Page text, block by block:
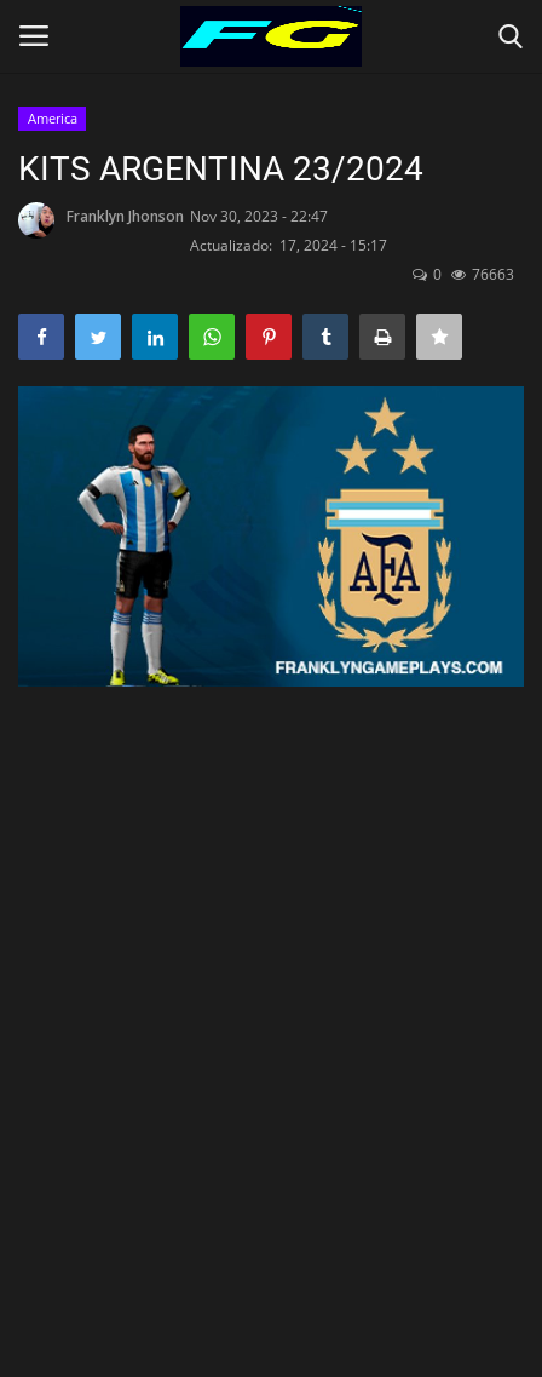
Contact
CLUBES (Kits)
America
KITS ARGENTINA 23/2024
Franklyn Jhonson Nov 30, 2023 - 22:47
Actualizado: 17, 2024 - 15:17
0
76663